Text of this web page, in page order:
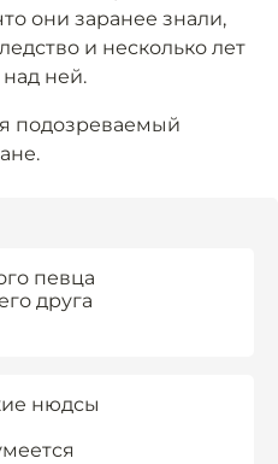
они заранее знали,
и несколько лет
ней.
подозреваемый
певца
друга
нюдсы